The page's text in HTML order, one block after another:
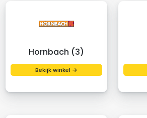
Hornbach (3)
Bekijk winkel →